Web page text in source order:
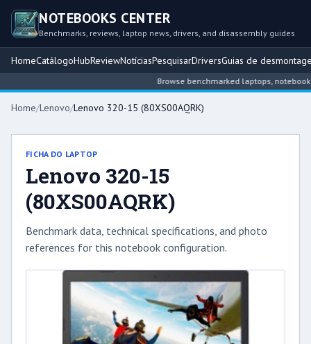
NOTEBOOKS CENTER
Benchmarks, reviews, laptop news, drivers, and disassembly guides
HomeCatálogoHubReviewNotíciasPesquisarDriversGuias de
Browse benchmarked laptops, notebook
Home/Lenovo/Lenovo 320-15 (80XS00AQRK)
FICHA DO LAPTOP
Lenovo 320-15
(80XS00AQRK)
Benchmark data, technical specifications, and photo
references for this notebook configuration.